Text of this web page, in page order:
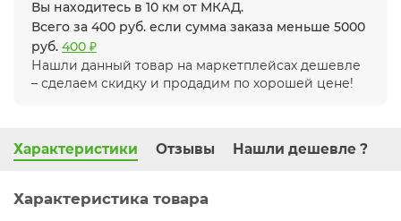
Вы находитесь в 10 км от МКАД.
Всего за 400 руб. если сумма заказа меньше 5000
руб. 400 ₽
Нашли данный товар на маркетплейсах дешевле
– сделаем скидку и продадим по хорошей цене!
Характеристики Отзывы Нашли дешевле ?
Характеристика товара